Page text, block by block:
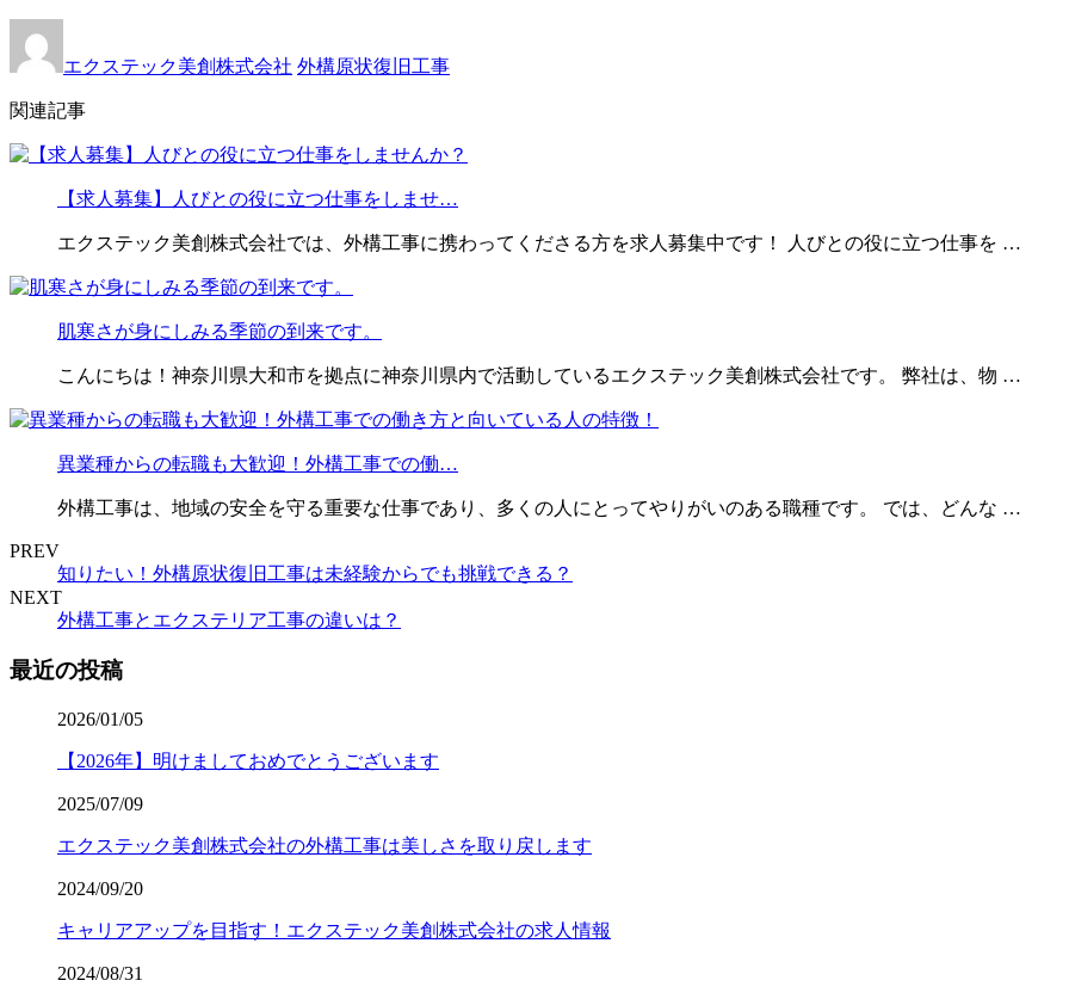
エクステック美創株式会社 外構原状復旧工事
関連記事
【求人募集】人びとの役に立つ仕事をしませ…
エクステック美創株式会社では、外構工事に携わってくださる方を求人募集中です！ 人びとの役に立つ仕事を …
肌寒さが身にしみる季節の到来です。
こんにちは！神奈川県大和市を拠点に神奈川県内で活動しているエクステック美創株式会社です。 弊社は、物 …
異業種からの転職も大歓迎！外構工事での働…
外構工事は、地域の安全を守る重要な仕事であり、多くの人にとってやりがいのある職種です。 では、どんな …
PREV
知りたい！外構原状復旧工事は未経験からでも挑戦できる？
NEXT
外構工事とエクステリア工事の違いは？
最近の投稿
2026/01/05
【2026年】明けましておめでとうございます
2025/07/09
エクステック美創株式会社の外構工事は美しさを取り戻します
2024/09/20
キャリアアップを目指す！エクステック美創株式会社の求人情報
2024/08/31